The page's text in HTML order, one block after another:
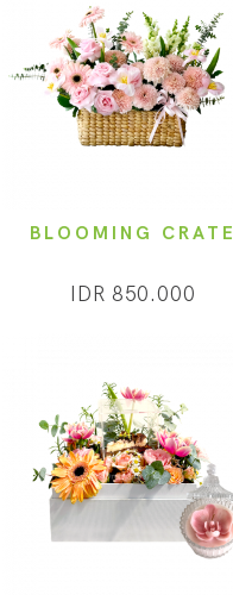
BLOOMING CRATE
IDR 850.000